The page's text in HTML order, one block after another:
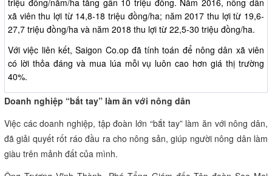
Trên cơ sở đó, nông sản sẽ có thị trường ổn định, hạn chế tình trạng
“được mùa, mất giá”, tránh phải “giải cứu” bất thường.
Từ mô hình liên kết của HTX Tân Tiến, HTX Cam sành Organic Hựu
Thành (Trà Ôn), HTX Thủy sản Tân Phát (Mang Thít)… cũng đi theo
hướng liên kết sản xuất như vậy. Đại diện HTX Cam sành Organic
các loại nông sản khác đạt chất lượng, an toàn hữu cơ organic theo
hướng bền vững..
Qua 3 năm hoạt động, HTX Tân Tiến đạt lợi nhuận năm sau cao
hơn năm trước. Năm 2017, lợi nhuận đạt 40,8 triệu đồng/ha/năm
(2 vụ), tăng gần 17 triệu đồng so năm trước; năm 2018 đạt 50,8